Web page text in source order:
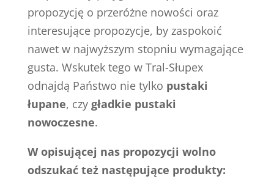
propozycję o przeróżne nowości oraz
interesujące propozycje, by zaspokoić
nawet w najwyższym stopniu wymagające
gusta. Wskutek tego w Tral-Słupex
odnajdą Państwo nie tylko pustaki
łupane, czy gładkie pustaki
nowoczesne.
W opisującej nas propozycji wolno
odszukać też następujące produkty: